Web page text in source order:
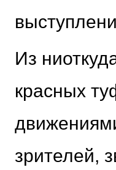
Из
красных
зрителей,